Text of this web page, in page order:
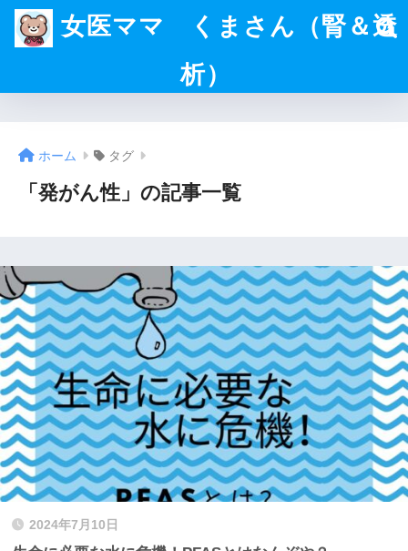
女医ママ くまさん（腎＆透
析）
ホーム タグ
「発がん性」の記事一覧
2024年7月10日